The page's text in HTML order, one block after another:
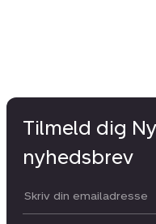
Tilmeld dig
nyhedsbrev
Din email: